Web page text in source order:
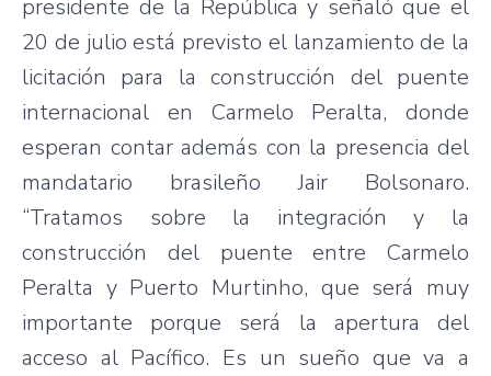
presidente de la República y señaló que el
20 de julio está previsto el lanzamiento de la
licitación para la construcción del puente
internacional en Carmelo Peralta, donde
esperan contar además con la presencia del
mandatario brasileño Jair Bolsonaro.
“Tratamos sobre la integración y la
construcción del puente entre Carmelo
Peralta y Puerto Murtinho, que será muy
importante porque será la apertura del
acceso al Pacífico. Es un sueño que va a